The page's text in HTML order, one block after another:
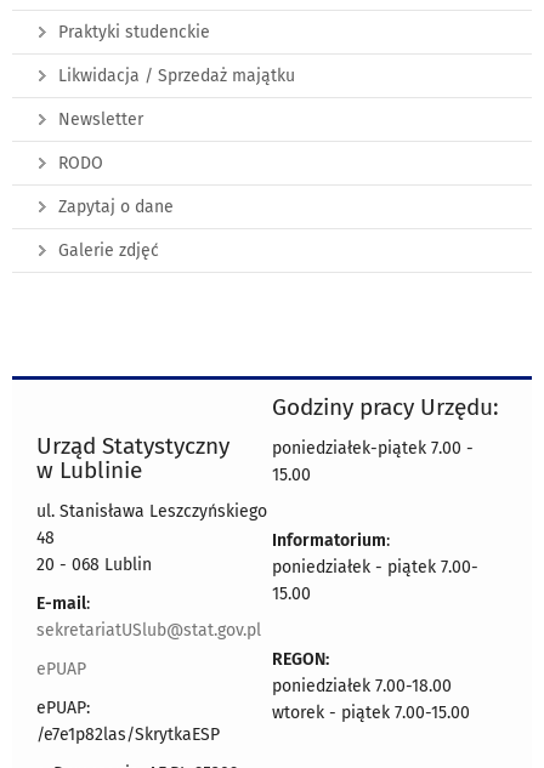
Praktyki studenckie
Likwidacja / Sprzedaż majątku
Newsletter
RODO
Zapytaj o dane
Galerie zdjęć
Urząd Statystyczny
w Lublinie
ul. Stanisława Leszczyńskiego
48
20 - 068 Lublin
E-mail:
sekretariatUSlub@stat.gov.pl
ePUAP
ePUAP:
/e7e1p82las/SkrytkaESP
Godziny pracy Urzędu:
poniedziałek-piątek 7.00 -
15.00
Informatorium:
poniedziałek - piątek 7.00-
15.00
REGON:
poniedziałek 7.00-18.00
wtorek - piątek 7.00-15.00